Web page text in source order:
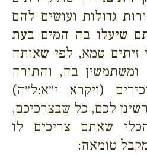
גדולות ועושים להם
שיעלו בה המים בעת
זיתים טמא, לפי שאותה
ומשתמשין בה, והתורה
(ויקרא י״א:ל״ה)
לכם, כל שבצרכיכם,
שאתם צריכים לו
טומאה: